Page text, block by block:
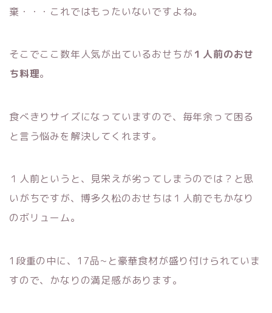
棄・・・これではもったいないですよね。
そこでここ数年人気が出ているおせちが １人前のおせ
ち料理。
食べきりサイズになっていますので、毎年余って困る
と言う悩みを解決してくれます。
１人前というと、見栄えが劣ってしまうのでは？と思
いがちですが、博多久松のおせちは１人前でもかなり
のボリューム。
1段重の中に、17品~と豪華食材が盛り付けられていま
すので、かなりの満足感があります。